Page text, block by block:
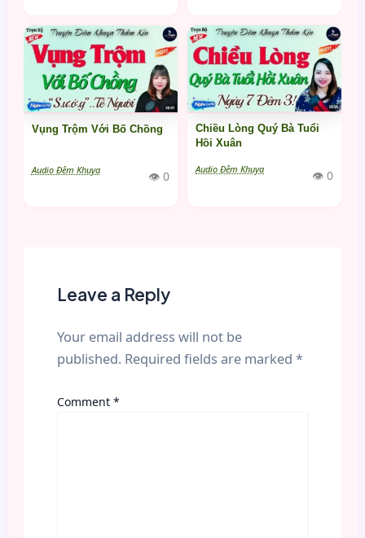
Vụng Trộm Với Bố Chồng
Audio Đêm Khuya 👁 0
Chiều Lòng Quý Bà Tuổi
Hồi Xuân
Audio Đêm Khuya 👁 0
Leave a Reply
Your email address will not be
published. Required fields are marked *
Comment *